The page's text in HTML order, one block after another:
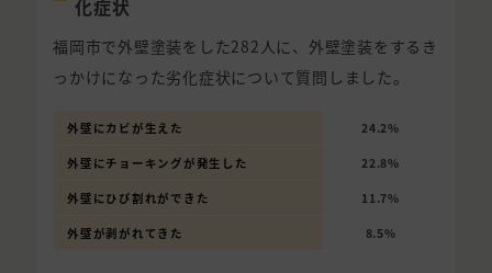
化症状
福岡市で外壁塗装をした282人に、外壁塗装をするき
っかけになった劣化症状について質問しました。
外壁にカビが生えた 24.2%
外壁にチョーキングが発生した 22.8%
外壁にひび割れができた 11.7%
外壁が剥がれてきた 8.5%